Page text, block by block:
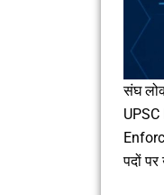
संघ
UPSC
पदों पर